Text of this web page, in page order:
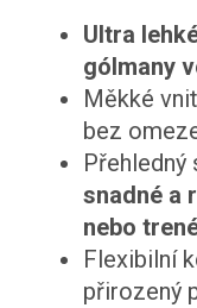
Ultra
gólmany
Měkké
bez
Přehledný
snadné a
nebo
Flexibilní
přirozený